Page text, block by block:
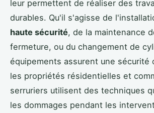
leur permettent de réaliser des
durables. Qu'il s'agisse de
haute sécurité, de la maintenance
fermeture, ou du changement de
équipements assurent une sécurité
les propriétés résidentielles et
serruriers utilisent des techniques
les dommages pendant les